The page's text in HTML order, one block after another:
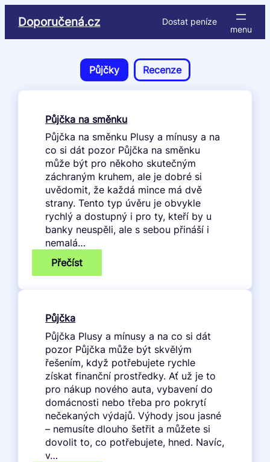
obsah
Doporučená.cz Dostat peníze
Půjčky Recenze
Půjčka na směnku
Půjčka na směnku Plusy a mínusy a na
co si dát pozor Půjčka na směnku
může být pro někoho skutečným
záchraným kruhem, ale je dobré si
uvědomit, že každá mince má dvě
strany. Tento typ úvěru je obvykle
rychlý a dostupný i pro ty, kteří by u
banky neuspěli, ale s sebou přináší i
nemalá…
Přečíst:
Půjčka
Půjčka
Půjčka Plusy a mínusy a na co si dát
pozor Půjčka může být skvělým
řešením, když potřebujete rychle
získat finanční prostředky. Ať už je to
pro nákup nového auta, vybavení do
domácnosti nebo třeba pro pokrytí
nečekaných výdajů. Výhody jsou jasné
– nemusíte dlouho šetřit a můžete si
dovolit to, co potřebujete, hned. Navíc,
v…